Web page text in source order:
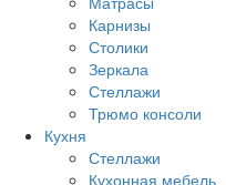
Карнизы
Столики
Зеркала
Стеллажи
Трюмо консоли
Кухня
Стеллажи
Кухонная мебель